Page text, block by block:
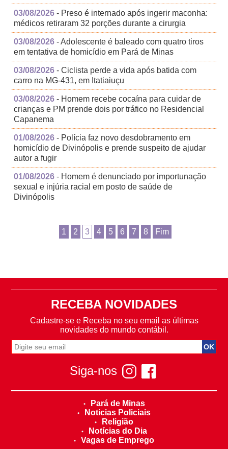
03/08/2026 - Preso é internado após ingerir maconha:
médicos retiraram 32 porções durante a cirurgia
03/08/2026 - Adolescente é baleado com quatro tiros
em tentativa de homicídio em Pará de Minas
03/08/2026 - Ciclista perde a vida após batida com
carro na MG-431, em Itatiaiuçu
03/08/2026 - Homem recebe cocaína para cuidar de
crianças e PM prende dois por tráfico no Residencial
Capanema
01/08/2026 - Polícia faz novo desdobramento em
homicídio de Divinópolis e prende suspeito de ajudar
autor a fugir
01/08/2026 - Homem é denunciado por importunação
sexual e injúria racial em posto de saúde de
Divinópolis
1 2 3 4 5 6 7 8 Fim
RECEBA NOVIDADES
Cadastre-se e Receba no seu email as últimas
novidades do mundo contábil.
Siga-nos
Pará de Minas
Noticias Policiais
Religião
Notícias do Dia
Vagas de Emprego